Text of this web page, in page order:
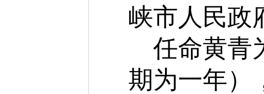
峡市人民政
任命黄青
期为一年）